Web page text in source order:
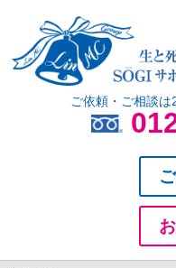
ご依頼・ご相談